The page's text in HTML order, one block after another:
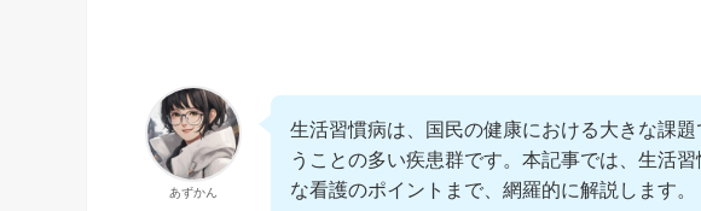
あずかん
生活習慣病は、国民の健康における大きな課
うことの多い疾患群です。本記事では、生活
な看護のポイントまで、網羅的に解説します。